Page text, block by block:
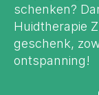
schenken?
Huidtherapie
geschenk,
ontspanning!